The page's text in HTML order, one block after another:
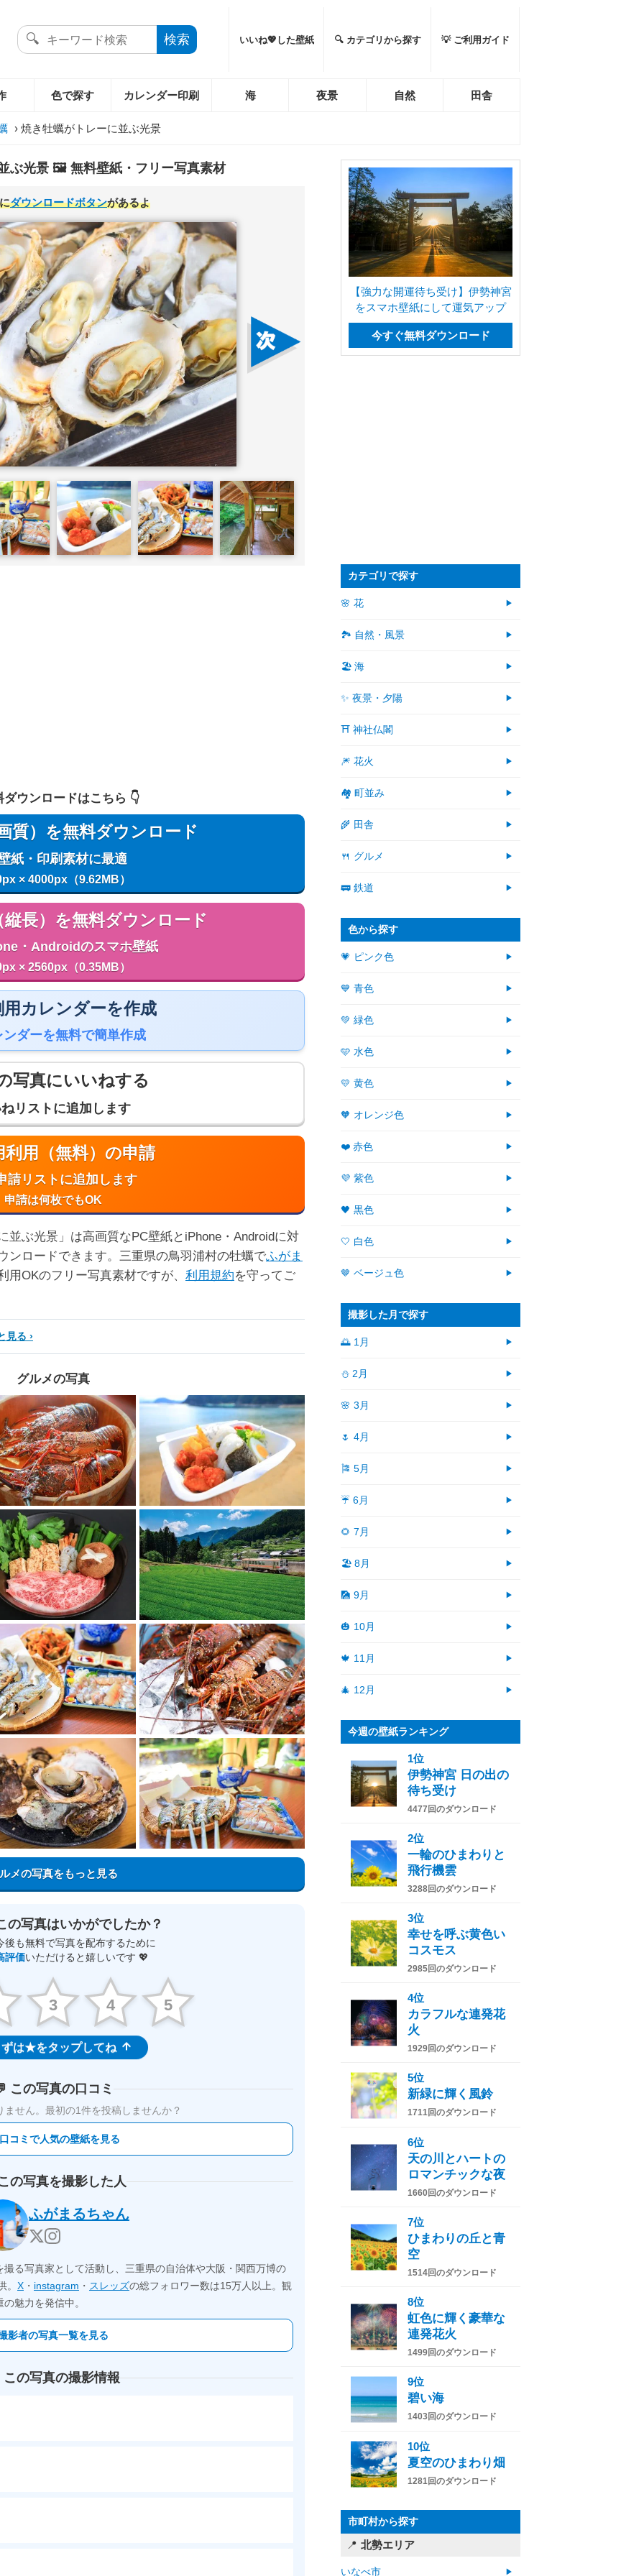
いいね💖した壁紙 🔍 カテゴリから探す 💡 ご利用ガイド
色で探す カレンダー印刷 海 夜景 自然 田舎
› 焼き牡蠣がトレーに並ぶ光景
ぶ光景 🖼️ 無料壁紙・フリー写真素材
ダウンロードボタンがあるよ
ダウンロードはこちら 👇️
質）を無料ダウンロード
紙・印刷素材に最適
× 4000px（9.62MB）
長）を無料ダウンロード
・Androidのスマホ壁紙
× 2560px（0.35MB）
カレンダーを作成
ダーを無料で簡単作成
写真にいいねする
リストに追加します
利用（無料）の申請
請リストに追加します
申請は何枚でもOK
並ぶ光景」は高画質なPC壁紙とiPhone・Androidに対
ンロードできます。三重県の鳥羽浦村の牡蠣でふがま
用OKのフリー写真素材ですが、 利用規約を守ってご
見る
グルメの写真
メの写真をもっと見る
の写真はいかがでしたか？
後も無料で写真を配布するために
評価いただけると嬉しいです 💖
3 4 5
は★をタップしてね
この写真の口コミ
せん。 最初の1件を投稿しませんか？
コミで人気の壁紙を見る
の写真を撮影した人
ふがまるちゃん
る写真家として活動し、三重県の自治体や大阪・関西万博の
X ・ instagram ・ スレッズの総フォロワー数は15万人以上。観
魅力を発信中。
影者の写真一覧を見る
この写真の撮影情報
【強力な開運待ち受け】伊勢神宮
をスマホ壁紙にして運気アップ
今すぐ無料ダウンロード
カテゴリで探す
🌸 花
🏞️ 自然・風景
🏖 海
✨ 夜景・夕陽
⛩ 神社仏閣
🎆 花火
🏘 町並み
🌾 田舎
🍴 グルメ
🚃 鉄道
色から探す
💗 ピンク色
💙 青色
💚 緑色
🩵 水色
💛 黄色
🧡 オレンジ色
❤️ 赤色
💜 紫色
🖤 黒色
🤍 白色
🤎 ベージュ色
撮影した月で探す
🌅 1月
⛄ 2月
🌸 3月
🌷 4月
🎏 5月
☔ 6月
🌻 7月
🏖 8月
🎑 9月
🎃 10月
🍁 11月
🎄 12月
今週の壁紙ランキング
1位
伊勢神宮 日の出の
待ち受け
4477回のダウンロード
2位
一輪のひまわりと
飛行機雲
3288回のダウンロード
3位
幸せを呼ぶ黄色い
コスモス
2985回のダウンロード
4位
カラフルな連発花
火
1929回のダウンロード
5位
新緑に輝く風鈴
1711回のダウンロード
6位
天の川とハートの
ロマンチックな夜
1660回のダウンロード
7位
ひまわりの丘と青
空
1514回のダウンロード
8位
虹色に輝く豪華な
連発花火
1499回のダウンロード
9位
碧い海
1403回のダウンロード
10位
夏空のひまわり畑
1281回のダウンロード
市町村から探す
北勢エリア
いなべ市